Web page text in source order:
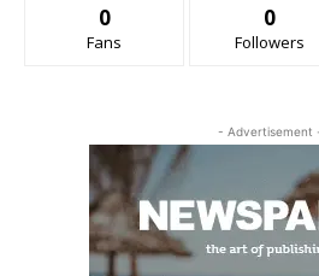
0
Fans
0
Followers
- Advertisement